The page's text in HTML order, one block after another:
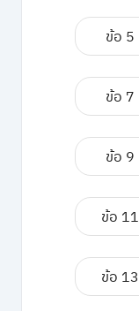
ข้อ 5
ข้อ 7
ข้อ 9
ข้อ 11
ข้อ 13